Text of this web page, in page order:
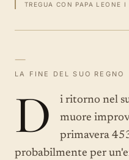
TREGUA CON PAPA LEONE I
—
LA FINE DEL SUO REGNO
D
i ritorno nel
muore
primavera
probabilmente per